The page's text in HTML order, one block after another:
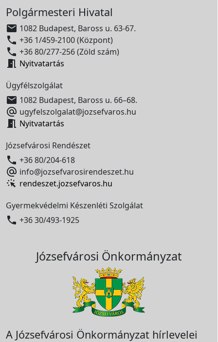
Polgármesteri Hivatal
 1082 Budapest, Baross u. 63-67.
 +36 1/459-2100 (Központ)
 +36 80/277-256 (Zöld szám)
 Nyitvatartás
Ügyfélszolgálat
 1082 Budapest, Baross u. 66–68.
 ugyfelszolgalat@jozsefvaros.hu
 Nyitvatartás
Józsefvárosi Rendészet
 +36 80/204-618
 info@jozsefvarosirendeszet.hu
rendeszet.jozsefvaros.hu
Gyermekvédelmi Készenléti Szolgálat
 +36 30/493-1925
Józsefvárosi Önkormányzat
A Józsefvárosi Önkormányzat hírlevelei